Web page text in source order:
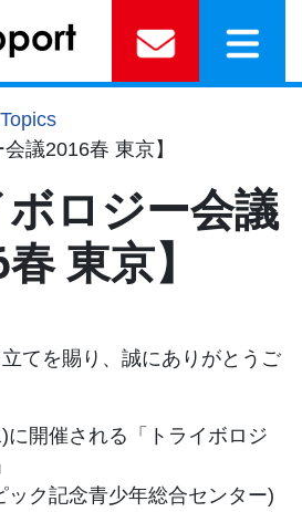
議2016春 東京】
ボロジー会議
東京】
てを賜り、誠にありがとうご
に開催される「トライボロジ
ック記念青少年総合センター)